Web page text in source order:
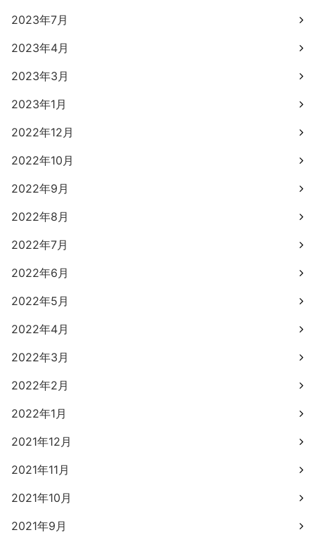
2023年7月
2023年4月
2023年3月
2023年1月
2022年12月
2022年10月
2022年9月
2022年8月
2022年7月
2022年6月
2022年5月
2022年4月
2022年3月
2022年2月
2022年1月
2021年12月
2021年11月
2021年10月
2021年9月